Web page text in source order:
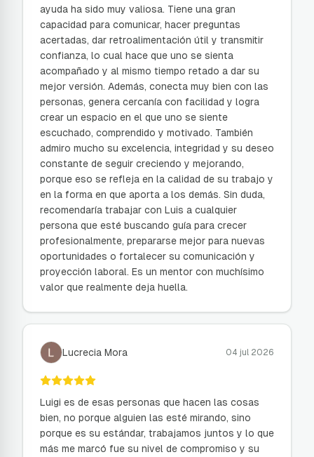
ayuda ha sido muy valiosa. Tiene una gran
capacidad para comunicar, hacer preguntas
acertadas, dar retroalimentación útil y transmitir
confianza, lo cual hace que uno se sienta
acompañado y al mismo tiempo retado a dar su
mejor versión. Además, conecta muy bien con las
personas, genera cercanía con facilidad y logra
crear un espacio en el que uno se siente
escuchado, comprendido y motivado. También
admiro mucho su excelencia, integridad y su deseo
constante de seguir creciendo y mejorando,
porque eso se refleja en la calidad de su trabajo y
en la forma en que aporta a los demás. Sin duda,
recomendaría trabajar con Luis a cualquier
persona que esté buscando guía para crecer
profesionalmente, prepararse mejor para nuevas
oportunidades o fortalecer su comunicación y
proyección laboral. Es un mentor con muchísimo
valor que realmente deja huella.
Lucrecia Mora 04 jul 2026
Luigi es de esas personas que hacen las cosas
bien, no porque alguien las esté mirando, sino
porque es su estándar, trabajamos juntos y lo que
más me marcó fue su nivel de compromiso y su